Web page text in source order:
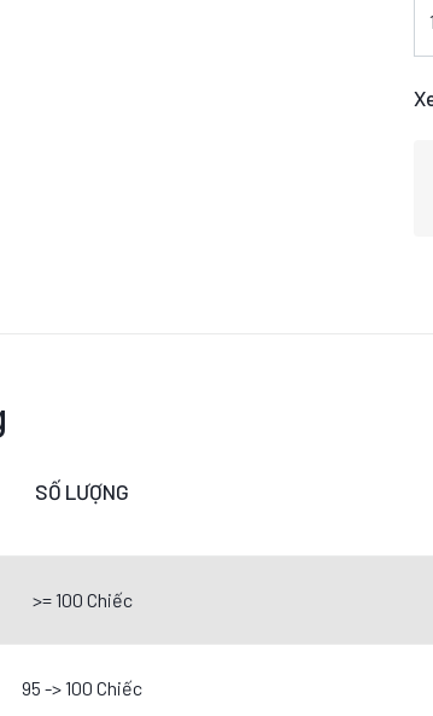
SỐ LƯỢNG
>= 100 Chiếc
95 -> 100 Chiếc